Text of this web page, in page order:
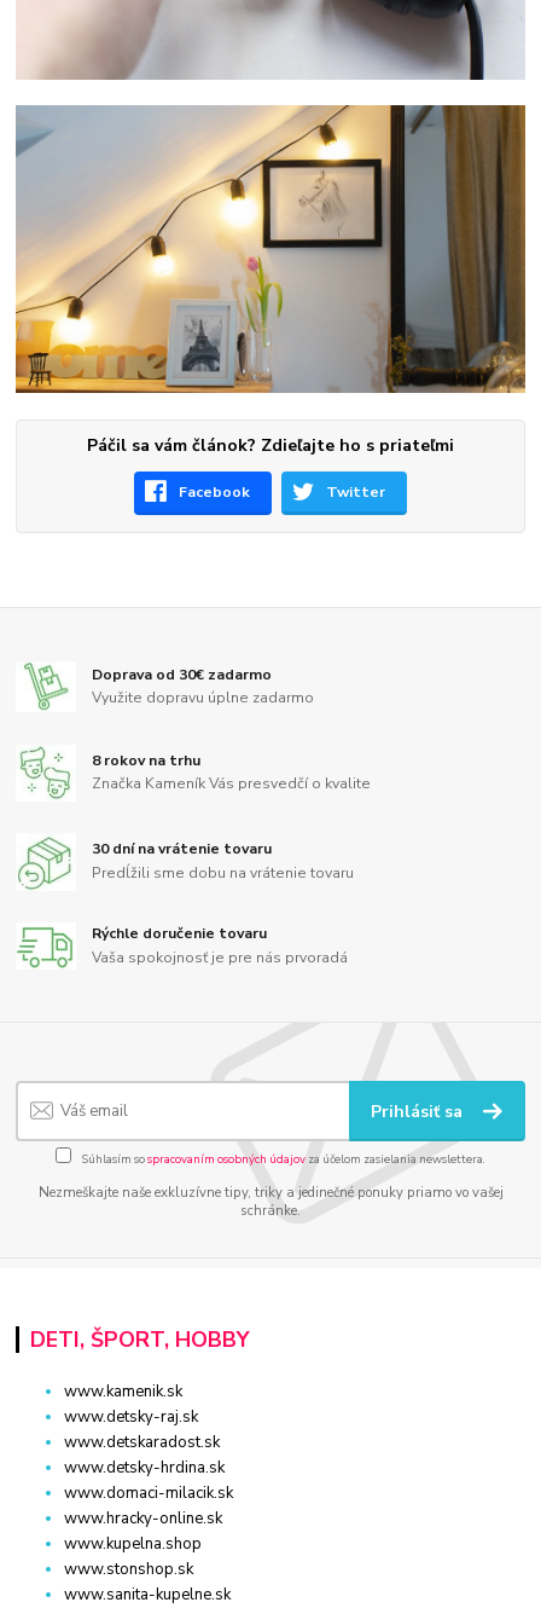
Páčil sa vám článok? Zdieľajte ho s priateľmi
Facebook Twitter
Doprava od 30€ zadarmo
Využite dopravu úplne zadarmo
8 rokov na trhu
Značka Kameník Vás presvedčí o kvalite
30 dní na vrátenie tovaru
Predĺžili sme dobu na vrátenie tovaru
Rýchle doručenie tovaru
Vaša spokojnosť je pre nás prvoradá
Prihlásiť sa
Súhlasím sospracovaním osobných údajov za účelom zasielania newslettera.
Nezmeškajte naše exkluzívne tipy, triky a jedinečné ponuky priamo vo vašej
schránke.
DETI, ŠPORT, HOBBY
www.kamenik.sk
www.detsky-raj.sk
www.detskaradost.sk
www.detsky-hrdina.sk
www.domaci-milacik.sk
www.hracky-online.sk
www.kupelna.shop
www.stonshop.sk
www.sanita-kupelne.sk